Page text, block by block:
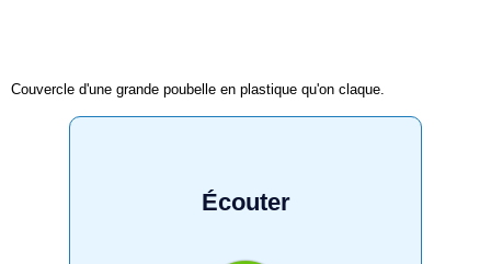
Couvercle d'une grande poubelle en plastique qu'on claque.
Écouter